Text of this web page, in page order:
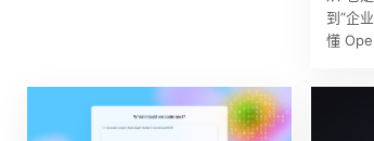
到“企
懂